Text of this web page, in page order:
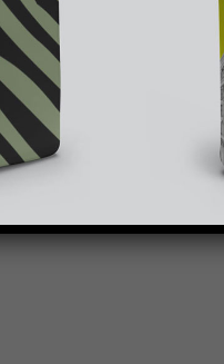
No products were found